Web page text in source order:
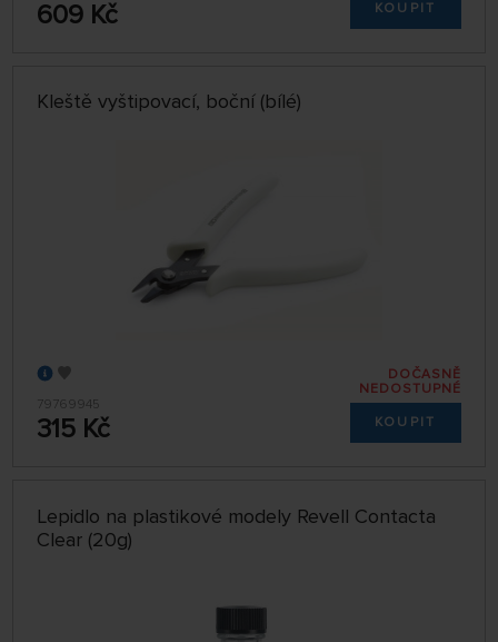
609 Kč KOUPIT
Kleště vyštipovací, boční (bílé)
79769945
315 Kč
DOČASNĚ
NEDOSTUPNÉ
KOUPIT
Lepidlo na plastikové modely Revell Contacta
Clear (20g)